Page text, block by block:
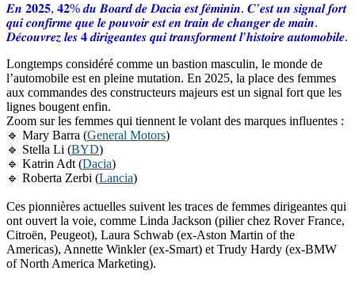
𝑬𝒏 𝟐𝟎𝟐𝟓, 𝟒𝟐% 𝒅𝒖 𝑩𝒐𝒂𝒓𝒅 𝒅𝒆 𝑫𝒂𝒄𝒊𝒂 𝒆𝒔𝒕 𝒇𝒆́𝒎𝒊𝒏𝒊𝒏. 𝑪’𝒆𝒔𝒕 𝒖𝒏 𝒔𝒊𝒈𝒏𝒂𝒍 𝒇𝒐𝒓𝒕
𝒒𝒖𝒊 𝒄𝒐𝒏𝒇𝒊𝒓𝒎𝒆 𝒒𝒖𝒆 𝒍𝒆 𝒑𝒐𝒖𝒗𝒐𝒊𝒓 𝒆𝒔𝒕 𝒆𝒏 𝒕𝒓𝒂𝒊𝒏 𝒅𝒆 𝒄𝒉𝒂𝒏𝒈𝒆𝒓 𝒅𝒆 𝒎𝒂𝒊𝒏.
𝑫𝒆́𝒄𝒐𝒖𝒗𝒓𝒆𝒛 𝒍𝒆𝒔 𝟒 𝒅𝒊𝒓𝒊𝒈𝒆𝒂𝒏𝒕𝒆𝒔 𝒒𝒖𝒊 𝒕𝒓𝒂𝒏𝒔𝒇𝒐𝒓𝒎𝒆𝒏𝒕 𝒍’𝒉𝒊𝒔𝒕𝒐𝒊𝒓𝒆 𝒂𝒖𝒕𝒐𝒎𝒐𝒃𝒊𝒍𝒆.
​Longtemps considéré comme un bastion masculin, le monde de
l’automobile est en pleine mutation. En 2025, la place des femmes
aux commandes des constructeurs majeurs est un signal fort que les
lignes bougent enfin.
​Zoom sur les femmes qui tiennent le volant des marques influentes :
🔹️​ Mary Barra (General Motors)
🔹️​ Stella Li (BYD)
🔹️​ Katrin Adt (Dacia)
🔹️ ​Roberta Zerbi (Lancia)
Ces pionnières actuelles suivent les traces de femmes dirigeantes qui
ont ouvert la voie, comme Linda Jackson (pilier chez Rover France,
Citroën, Peugeot), Laura Schwab (ex-Aston Martin of the
Americas), Annette Winkler (ex-Smart) et Trudy Hardy (ex-BMW
of North America Marketing).